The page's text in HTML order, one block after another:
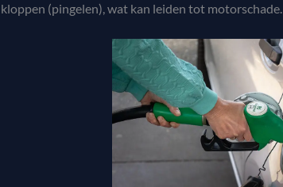
kloppen (pingelen), wat kan leiden tot motorschade.